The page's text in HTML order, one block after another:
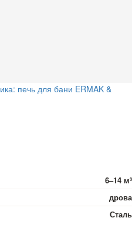
печь для бани ERMAK &
6–14 м³
дрова
Сталь